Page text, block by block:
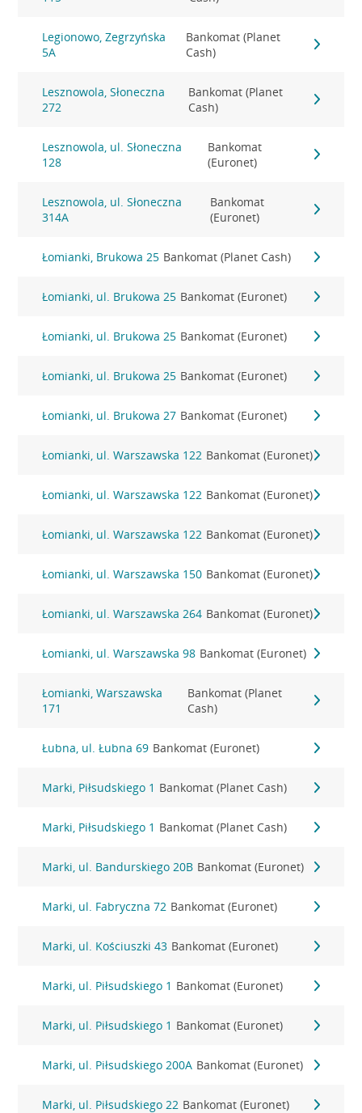
Legionowo, Zegrzyńska
5A
Bankomat (Planet
Cash)
Lesznowola, Słoneczna
272
Bankomat (Planet
Cash)
Lesznowola, ul. Słoneczna
128
Bankomat
(Euronet)
Lesznowola, ul. Słoneczna
314A
Bankomat
(Euronet)
Łomianki, Brukowa 25 Bankomat (Planet Cash)
Łomianki, ul. Brukowa 25 Bankomat (Euronet)
Łomianki, ul. Brukowa 25 Bankomat (Euronet)
Łomianki, ul. Brukowa 25 Bankomat (Euronet)
Łomianki, ul. Brukowa 27 Bankomat (Euronet)
Łomianki, ul. Warszawska 122 Bankomat (Euronet)
Łomianki, ul. Warszawska 122 Bankomat (Euronet)
Łomianki, ul. Warszawska 122 Bankomat (Euronet)
Łomianki, ul. Warszawska 150 Bankomat (Euronet)
Łomianki, ul. Warszawska 264 Bankomat (Euronet)
Łomianki, ul. Warszawska 98 Bankomat (Euronet)
Łomianki, Warszawska
171
Bankomat (Planet
Cash)
Łubna, ul. Łubna 69 Bankomat (Euronet)
Marki, Piłsudskiego 1 Bankomat (Planet Cash)
Marki, Piłsudskiego 1 Bankomat (Planet Cash)
Marki, ul. Bandurskiego 20B Bankomat (Euronet)
Marki, ul. Fabryczna 72 Bankomat (Euronet)
Marki, ul. Kościuszki 43 Bankomat (Euronet)
Marki, ul. Piłsudskiego 1 Bankomat (Euronet)
Marki, ul. Piłsudskiego 1 Bankomat (Euronet)
Marki, ul. Piłsudskiego 200A Bankomat (Euronet)
Marki, ul. Piłsudskiego 22 Bankomat (Euronet)